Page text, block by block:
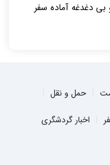
بی دغدغه آماده سفر
حمل و نقل
اخبار گردشگری